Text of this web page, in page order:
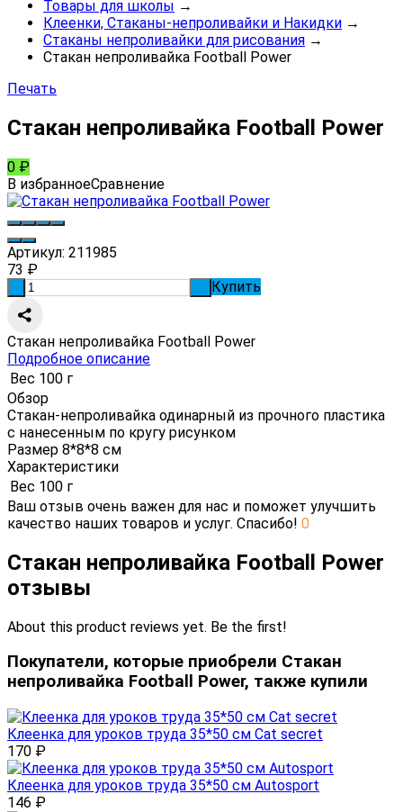
Товары для школы →
Клеенки, Стаканы-непроливайки и Накидки →
Стаканы непроливайки для рисования →
Стакан непроливайка Football Power
Печать
Стакан непроливайка Football Power
0 ₽
В избранноеСравнение
Артикул: 211985
73 ₽
Купить
Стакан непроливайка Football Power
Подробное описание
Вес 100 г
Обзор
Стакан-непроливайка одинарный из прочного пластика
с нанесенным по кругу рисунком
Размер 8*8*8 см
Характеристики
Вес 100 г
Ваш отзыв очень важен для нас и поможет улучшить
качество наших товаров и услуг. Спасибо! 0
Стакан непроливайка Football Power
отзывы
About this product reviews yet. Be the first!
Покупатели, которые приобрели Стакан
непроливайка Football Power, также купили
Клеенка для уроков труда 35*50 см Cat secret
170 ₽
Клеенка для уроков труда 35*50 см Autosport
146 ₽